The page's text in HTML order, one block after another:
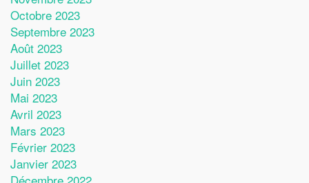
Octobre 2023
Septembre 2023
Août 2023
Juillet 2023
Juin 2023
Mai 2023
Avril 2023
Mars 2023
Février 2023
Janvier 2023